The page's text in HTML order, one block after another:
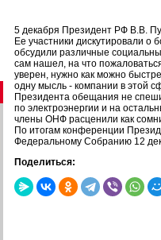
5 декабря Президент РФ В.В.
Ее участники дискутировали о
обсудили различные
сам нашел, на что
уверен, нужно как можно
одну мысль - компании в этой
Президента обещания не
по электроэнергии и на
члены ОНФ расценили как
По итогам конференции
Федеральному Собранию 12
Поделиться: